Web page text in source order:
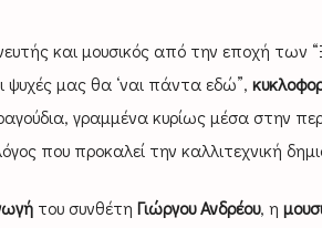
και μουσικός από την εποχή των
ψυχές μας θα ‘ναι πάντα εδώ”,
γραμμένα κυρίως μέσα στην
που προκαλεί την καλλιτεχνική
του συνθέτη Γιώργου Ανδρέου, η